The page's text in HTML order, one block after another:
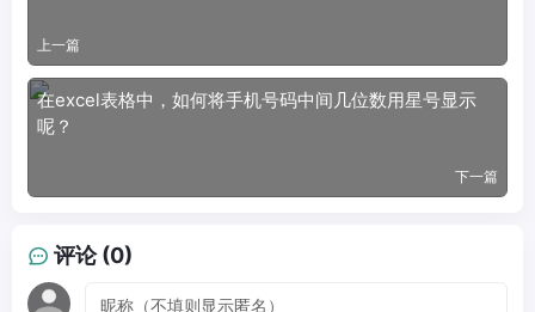
上一篇
在excel表格中，如何将手机号码中间几位数用星号显示
呢？
下一篇
评论 (0)